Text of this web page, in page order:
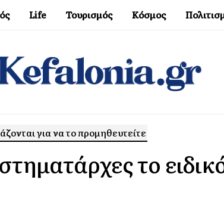
Life Τουρισμός Κόσμος
για να το προμηθευτείτε
το